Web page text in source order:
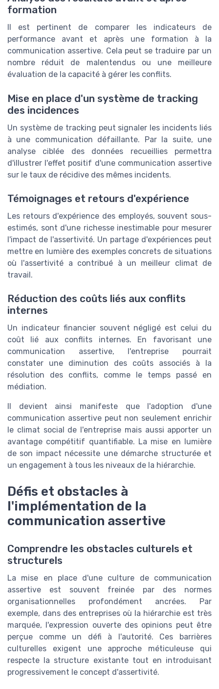
formation
Il est pertinent de comparer les indicateurs de
performance avant et après une formation à la
communication assertive. Cela peut se traduire par un
nombre réduit de malentendus ou une meilleure
évaluation de la capacité à gérer les conflits.
Mise en place d'un système de tracking
des incidences
Un système de tracking peut signaler les incidents liés
à une communication défaillante. Par la suite, une
analyse ciblée des données recueillies permettra
d'illustrer l'effet positif d'une communication assertive
sur le taux de récidive des mêmes incidents.
Témoignages et retours d'expérience
Les retours d'expérience des employés, souvent sous-
estimés, sont d'une richesse inestimable pour mesurer
l'impact de l'assertivité. Un partage d'expériences peut
mettre en lumière des exemples concrets de situations
où l'assertivité a contribué à un meilleur climat de
travail.
Réduction des coûts liés aux conflits
internes
Un indicateur financier souvent négligé est celui du
coût lié aux conflits internes. En favorisant une
communication assertive, l'entreprise pourrait
constater une diminution des coûts associés à la
résolution des conflits, comme le temps passé en
médiation.
Il devient ainsi manifeste que l'adoption d'une
communication assertive peut non seulement enrichir
le climat social de l'entreprise mais aussi apporter un
avantage compétitif quantifiable. La mise en lumière
de son impact nécessite une démarche structurée et
un engagement à tous les niveaux de la hiérarchie.
Défis et obstacles à
l'implémentation de la
communication assertive
Comprendre les obstacles culturels et
structurels
La mise en place d'une culture de communication
assertive est souvent freinée par des normes
organisationnelles profondément ancrées. Par
exemple, dans des entreprises où la hiérarchie est très
marquée, l'expression ouverte des opinions peut être
perçue comme un défi à l'autorité. Ces barrières
culturelles exigent une approche méticuleuse qui
respecte la structure existante tout en introduisant
progressivement le concept d'assertivité.